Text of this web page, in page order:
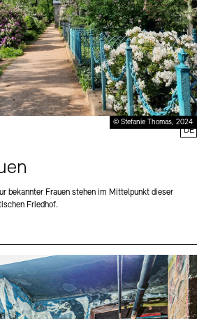
© Stefanie Thomas, 2024
bekannter Frauen stehen im Mittelpunkt dieser
Friedhof.
DE